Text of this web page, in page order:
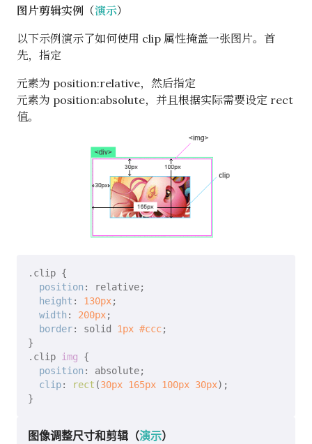
图片剪辑实例（演示）
以下示例演示了如何使用 clip 属性掩盖一张图片。首
先，指定
元素为 position:relative，然后指定
元素为 position:absolute，并且根据实际需要设定 rect
值。
.clip {
position : relative;
height : 130px;
width : 200px;
border: solid 1px #ccc;
.clip img {
position : absolute;
clip: rect (30px 165px 100px 30px);
图像调整尺寸和剪辑（演示）